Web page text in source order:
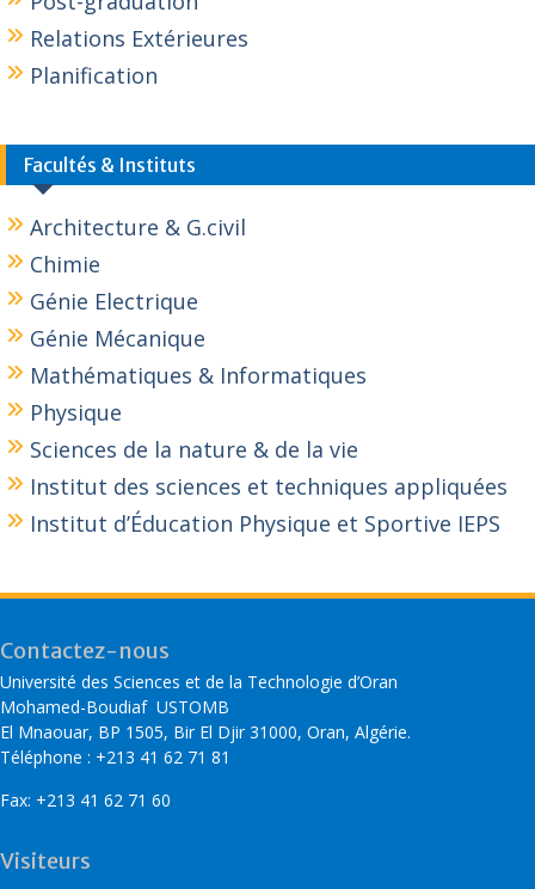
Relations Extérieures
Planification
Facultés & Instituts
Architecture & G.civil
Chimie
Génie Electrique
Génie Mécanique
Mathématiques & Informatiques
Physique
Sciences de la nature & de la vie
Institut des sciences et techniques appliquées
Institut d’Éducation Physique et Sportive IEPS
Contactez-nous
Université des Sciences et de la Technologie d’Oran
Mohamed-Boudiaf USTOMB
El Mnaouar, BP 1505, Bir El Djir 31000, Oran, Algérie.
Téléphone : +213 41 62 71 81
Fax: +213 41 62 71 60
Visiteurs